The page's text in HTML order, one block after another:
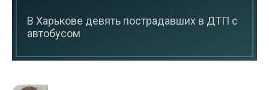
В Харькове девять пострадавших в ДТП с
автобусом